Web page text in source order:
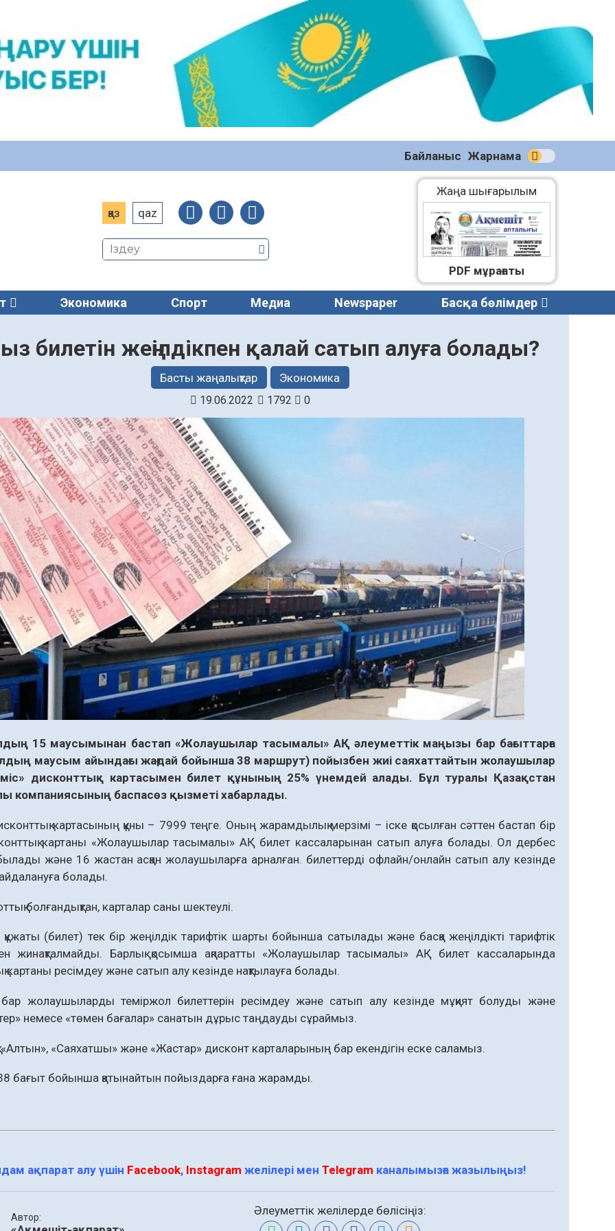
Байланыс Жарнама
қаз qaz
Жаңа шығарылым
(2271)
08.08.2026
PDF мұрағаты
Экономика Спорт Медиа Newspaper Басқа бөлімдер
билетін жеңілдікпен қалай сатып алуға болады?
Басты жаңалықтар Экономика
19.06.2022 1792 0
15 маусымынан бастап «Жолаушылар тасымалы» АҚ әлеуметтік маңызы бар бағыттарға
маусым айындағы жағдай бойынша 38 маршрут) пойызбен жиі саяхаттайтын жолаушылар
дисконттық картасымен билет құнының 25% үнемдей алады. Бұл туралы Қазақстан
компаниясының баспасөз қызметі хабарлады.
картасының құны – 7999 теңге. Оның жарамдылық мерзімі – іске қосылған сәттен бастап бір
картаны «Жолаушылар тасымалы» АҚ билет кассаларынан сатып алуға болады. Ол дербес
және 16 жастан асқан жолаушыларға арналған. билеттерді офлайн/онлайн сатып алу кезінде
болады.
болғандықтан, карталар саны шектеулі.
(билет) тек бір жеңілдік тарифтік шарты бойынша сатылады және басқа жеңілдікті тарифтік
жинақталмайды. Барлық қосымша ақпаратты «Жолаушылар тасымалы» АҚ билет кассаларында
картаны ресімдеу және сатып алу кезінде нақтылауға болады.
бар жолаушыларды теміржол билеттерін ресімдеу және сатып алу кезінде мұқият болуды және
немесе «төмен бағалар» санатын дұрыс таңдауды сұраймыз.
«Алтын», «Саяхатшы» және «Жастар» дисконт карталарының бар екендігін еске саламыз.
бағыт бойынша қатынайтын пойыздарға ғана жарамды.
ақпарат алу үшін Facebook, Instagram желілері менTelegram каналымызға жазылыңыз!
Автор: Әлеуметтік желілерде бөлісіңіз: